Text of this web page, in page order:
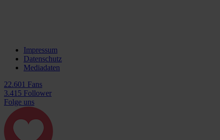
Impressum
Datenschutz
Mediadaten
22.601 Fans
3.415 Follower
Folge uns